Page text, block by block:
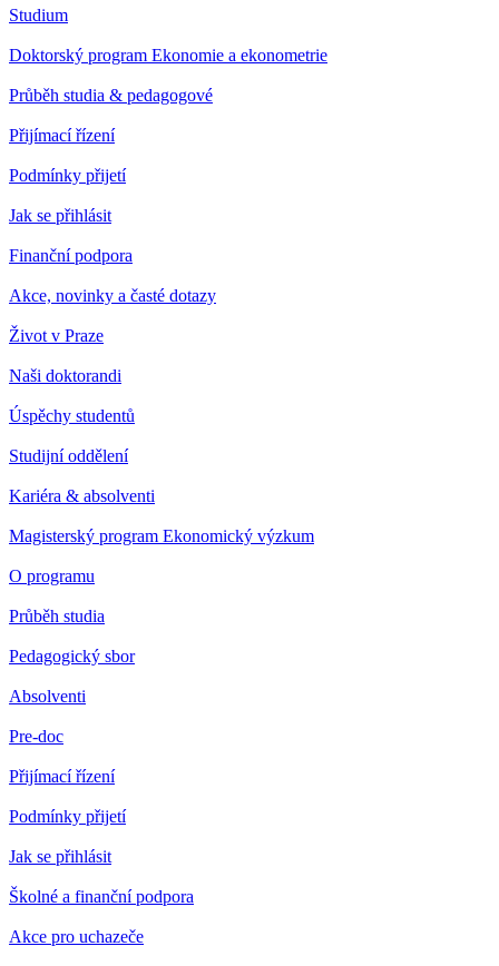
Studium
Doktorský program Ekonomie a ekonometrie
Průběh studia & pedagogové
Přijímací řízení
Podmínky přijetí
Jak se přihlásit
Finanční podpora
Akce, novinky a časté dotazy
Život v Praze
Naši doktorandi
Úspěchy studentů
Studijní oddělení
Kariéra & absolventi
Magisterský program Ekonomický výzkum
O programu
Průběh studia
Pedagogický sbor
Absolventi
Pre-doc
Přijímací řízení
Podmínky přijetí
Jak se přihlásit
Školné a finanční podpora
Akce pro uchazeče